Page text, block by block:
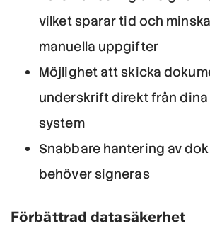
vilket sparar tid och
manuella uppgifter
Möjlighet att skicka
underskrift direkt från
system
Snabbare hantering av
behöver signeras
Förbättrad datasäkerhet